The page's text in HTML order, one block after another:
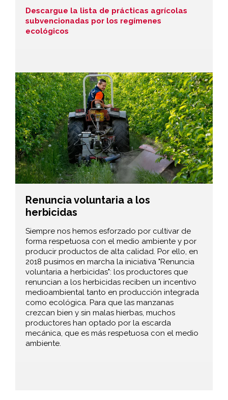
Descargue la lista de prácticas agrícolas
subvencionadas por los regímenes
ecológicos
Renuncia voluntaria a los
herbicidas
Siempre nos hemos esforzado por cultivar de
forma respetuosa con el medio ambiente y por
producir productos de alta calidad. Por ello, en
2018 pusimos en marcha la iniciativa "Renuncia
voluntaria a herbicidas": los productores que
renuncian a los herbicidas reciben un incentivo
medioambiental tanto en producción integrada
como ecológica. Para que las manzanas
crezcan bien y sin malas hierbas, muchos
productores han optado por la escarda
mecánica, que es más respetuosa con el medio
ambiente.